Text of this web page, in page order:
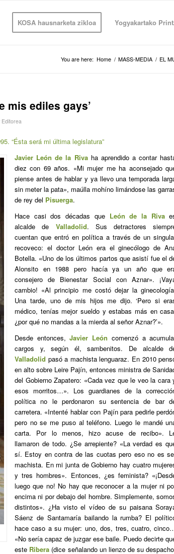
KOSA hausnarketa zikloa Yogyakartako
You are here: Home / MASS-MEDIA / EL
mis ediles gays’
Editorea
“Ésta será mi última legislatura”
Javier León de la Rivaha aprendido a contar
diez con 69 años. «Mi mujer me ha aconsejado
piense antes de hablar y ya llevo una temporada
sin meter la pata», maúlla mohíno limándose las
de rey del Pisuerga.
Hace casi dos décadas queLeón de la Riva
alcalde de Valladolid. Sus detractores
cuentan que entró en política a través de un
recoveco: el doctor León era el ginecólogo de
Botella. «Uno de los últimos partos que asistí fue el
Alonsito en 1988 pero hacía ya un año que
consejero de Bienestar Social con Aznar».
cambio! «Al principio me costó dejar la
Una tarde, uno de mis hijos me dijo. ‘Pero si
médico, tenías mejor sueldo y estabas más en
¿por qué no mandas a la mierda al señor Aznar?’».
Desde entonces,Javier León comenzó a
cargos y, según él, sambenitos. De alcalde
Valladolid pasó a machista lenguaraz. En 2010
en alto sobre Leire Pajín, entonces ministra de
del Gobierno Zapatero: «Cada vez que le veo la cara
esos morritos…». Los guardianes de la
política no le perdonaron su sentencia de bar
carretera. «Intenté hablar con Pajín para pedirle
pero no se me puso al teléfono. Luego le mandé
carta. Por lo menos, hizo acuse de recibo».
llamaron de todo. ¿Se arrepiente? «La verdad es
sí. Estoy en contra de las cuotas pero eso no es
machista. En mi junta de Gobierno hay cuatro
y tres hombres». Entonces, ¿es feminista?
luego que no! No hay que reconocer a la mujer ni
encima ni por debajo del hombre. Simplemente,
distintos». ¿Ha visto el vídeo de su paisana
Sáenz de Santamaría bailando la rumba? El
hace caso a su mujer: uno, dos, tres, cuatro,
«No sería capaz de juzgar ese baile. Puedo decirte
este Ribera (dice señalando un lienzo de su